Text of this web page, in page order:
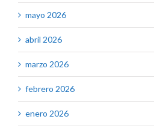
mayo 2026
abril 2026
marzo 2026
febrero 2026
enero 2026